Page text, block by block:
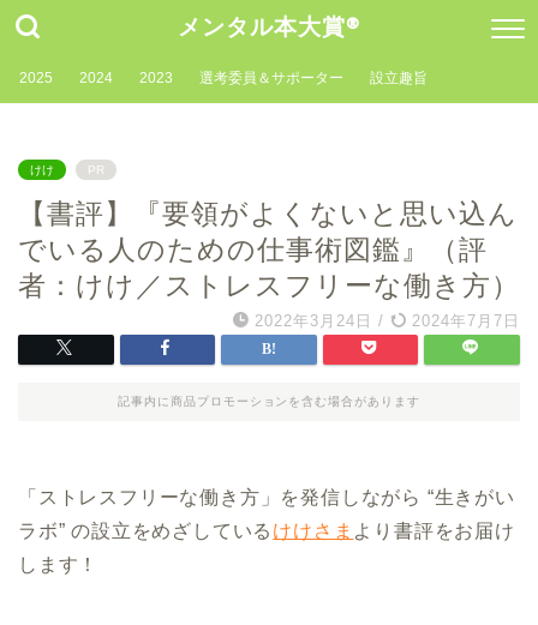
メンタル本大賞®
2025 2024 2023 選考委員＆サポーター 設立趣旨
けけ PR
【書評】『要領がよくないと思い込ん
でいる人のための仕事術図鑑』（評
者：けけ／ストレスフリーな働き方）
2022年3月24日 / 2024年7月7日
記事内に商品プロモーションを含む場合があります
「ストレスフリーな働き方」を発信しながら “生きがい
ラボ” の設立をめざしている けけさま より書評をお届け
します！